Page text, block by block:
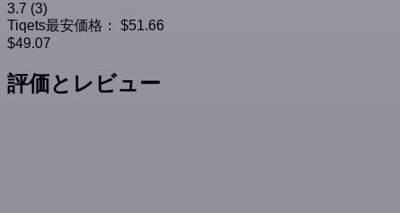
3.7 (3)
Tiqets最安価格：
$51.66
$49.07
評価とレビュー